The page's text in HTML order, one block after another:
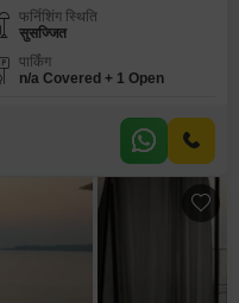
फर्निशिंग स्थिति
सुसज्जित
पार्किंग
n/a Covered + 1 Open